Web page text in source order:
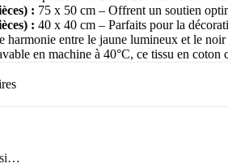
: 75 x 50 cm – Offrent un soutien
: 40 x 40 cm – Parfaits pour la
harmonie entre le jaune lumineux et le
en machine à 40°C, ce tissu en coton